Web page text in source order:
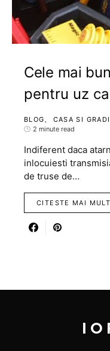
Cele mai
pentru uz
BLOG CASA SI
2 minute read
Indiferent daca
inlocuiesti
de truse de…
CITESTE MAI MULT